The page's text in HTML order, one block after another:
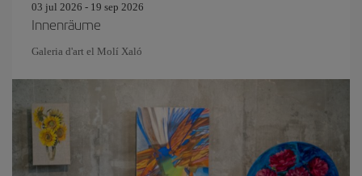
03 jul 2026 - 19 sep 2026
Innenräume
Galeria d'art el Molí Xaló